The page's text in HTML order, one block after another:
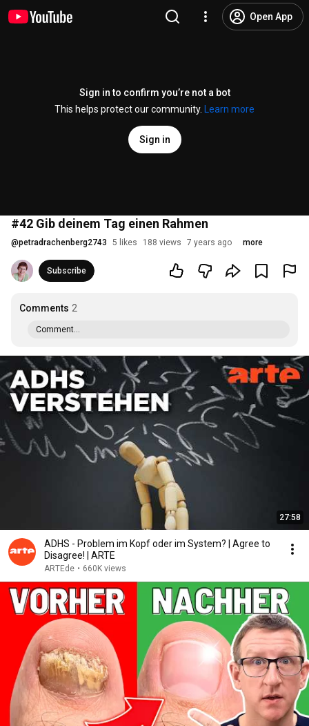
Open App
Sign in to confirm you’re not a bot
This helps protect our community.
Learn more
Sign in
#42 Gib deinem Tag einen Rahmen
@petradrachenberg2743 5 likes 188 views 7 years ago more
Subscribe
Comments 2
Comment...
27:58
ADHS - Problem im Kopf oder im System? | Agree to
Disagree! | ARTE
ARTEde • 660K views